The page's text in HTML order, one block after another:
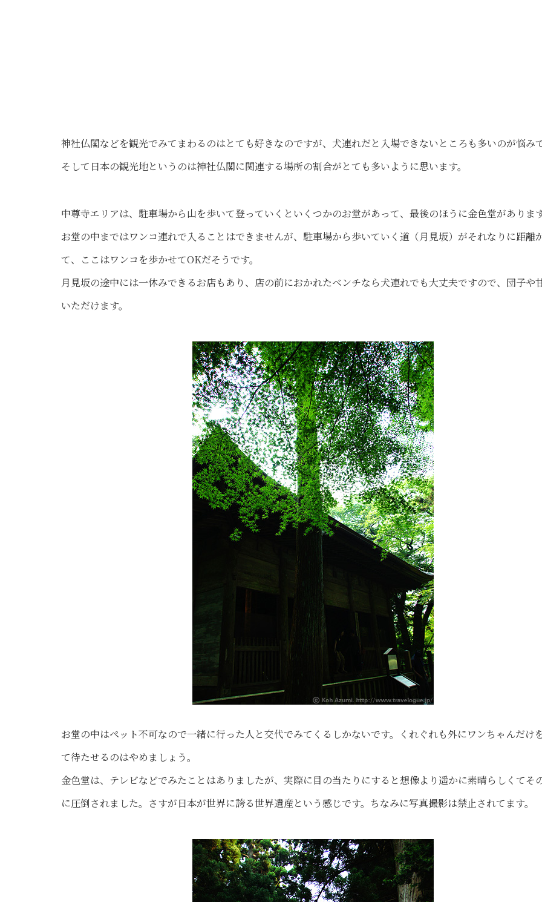
神社仏閣などを観光でみてまわるのはとても好きなのですが、犬連れだと入場できないところも多いのが悩みで
そして日本の観光地というのは神社仏閣に関連する場所の割合がとても多いように思います。
中尊寺エリアは、駐車場から山を歩いて登っていくといくつかのお堂があって、最後のほうに金色堂があります
お堂の中まではワンコ連れで入ることはできませんが、駐車場から歩いていく道（月見坂）がそれなりに距離
て、ここはワンコを歩かせてOKだそうです。
月見坂の途中には一休みできるお店もあり、店の前におかれたベンチなら犬連れでも大丈夫ですので、団子や
いただけます。
お堂の中はペット不可なので一緒に行った人と交代でみてくるしかないです。くれぐれも外にワンちゃんだけ
て待たせるのはやめましょう。
金色堂は、テレビなどでみたことはありましたが、実際に目の当たりにすると想像より遥かに素晴らしくてそ
に圧倒されました。さすが日本が世界に誇る世界遺産という感じです。ちなみに写真撮影は禁止されてます。